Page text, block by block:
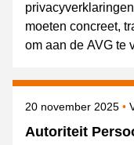
moeten concreet,
om aan de AVG te
Autoriteit
Gepubliceerd op
20 november 2025